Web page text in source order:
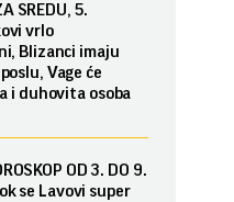
SREDU, 5.
vrlo
Blizanci imaju
Vage će
i duhovita osoba
OD 3. DO 9.
se Lavovi super